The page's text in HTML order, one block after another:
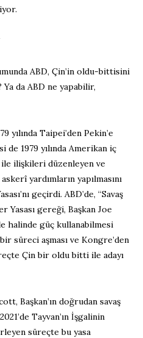
ABD, Çin’in oldu-bittisini
da ABD ne yapabilir,
yılında Taipei’den Pekin’e
de 1979 yılında Amerikan iç
ile ilişkileri düzenleyen ve
yardımların yapılmasını
geçirdi. ABD’de, “Savaş
Yasası gereği, Başkan Joe
halinde güç kullanabilmesi
süreci aşması ve Kongre’den
Çin bir oldu bitti ile adayı
Başkan’ın doğrudan savaş
Tayvan’ın İşgalinin
süreçte bu yasa